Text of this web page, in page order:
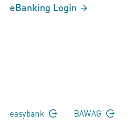
eBanking Login
easybank BAWAG